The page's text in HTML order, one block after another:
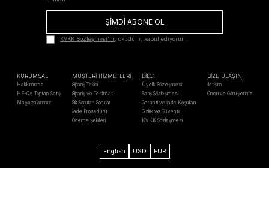
ŞİMDİ ABONE OL
KVKK Sözleşmesi'ni, okudum, kabul ediyorum.
KURUMSAL
Hakkımızda
HE-QA Toptan Satış
Mağazalarımız
MÜŞTERİ HİZMETLERİ
Sipariş Takibi
Sipariş ve Teslimat
Sık Sorulan Sorular
İade Prosedürü
Ödeme Şekilleri
BİLGİ
Üyelik Sözleşmesi
Satış Sözleşmesi
Garanti ve İade Koşulları
Gizlilik ve Güvenlik
KVKK Sözleşmesi
BİZE ULAŞIN
İletişim
Öneri ve Görüşleriniz
English USD EUR